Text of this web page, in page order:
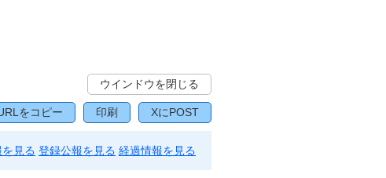
ウインドウを閉じる
をコピー 印刷 XにPOST
見る 登録公報を見る 経過情報を見る